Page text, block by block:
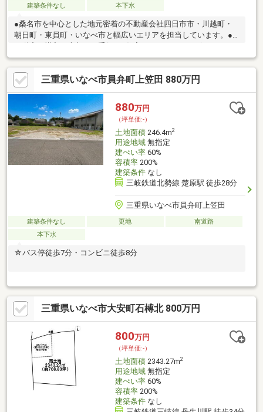
建築条件なし 本下水
●桑名市を中心とした地元密着の不動産会社四日市市・川越町・
朝日町・東員町・いなべ市と幅広いエリアを担当しています。●
イナンシャルプランナー有資格者が在籍●建築知識を持ったスタ
ッフがリフォームの相談も承ります！不動産取引がお客様の人生
を豊かにできるようにお客様の声を第一に考え、仕事をしていま
す！
三重県いなべ市員弁町上笠田 880万円
880万円
（坪単価:-）
土地面積246.4m2
用途地域無指定
建ぺい率60%
容積率200%
建築条件なし
三岐鉄道北勢線 楚原駅 徒歩28分
三重県いなべ市員弁町上笠田
建築条件なし 更地
南道路
本下水
☆バス停徒歩7分・コンビニ徒歩8分
三重県いなべ市大安町石榑北 800万円
800万円
（坪単価:-）
土地面積2343.27m2
用途地域無指定
建ぺい率60%
容積率200%
建築条件なし